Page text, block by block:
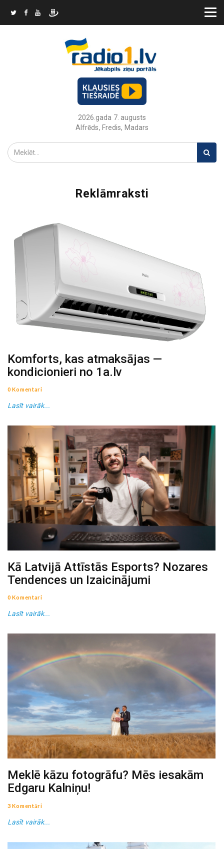
2026.gada 7. augusts
Alfrēds, Fredis, Madars
Reklāmraksti
Komforts, kas atmaksājas —
kondicionieri no 1a.lv
0 Komentāri
Lasīt vairāk...
Kā Latvijā Attīstās Esports? Nozares
Tendences un Izaicinājumi
0 Komentāri
Lasīt vairāk...
Meklē kāzu fotogrāfu? Mēs iesakām
Edgaru Kalniņu!
3 Komentāri
Lasīt vairāk...